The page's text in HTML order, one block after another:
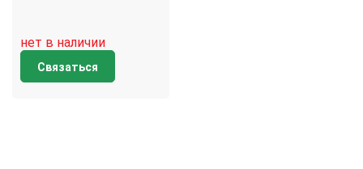
нет в наличии
Связаться